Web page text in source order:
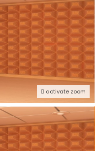
activate zoom